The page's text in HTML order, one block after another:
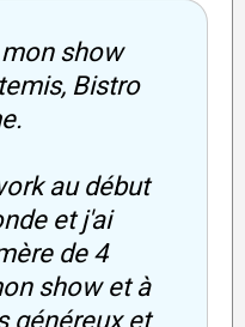
show
Bistro
au début
et j'ai
de 4
show et à
généreux et